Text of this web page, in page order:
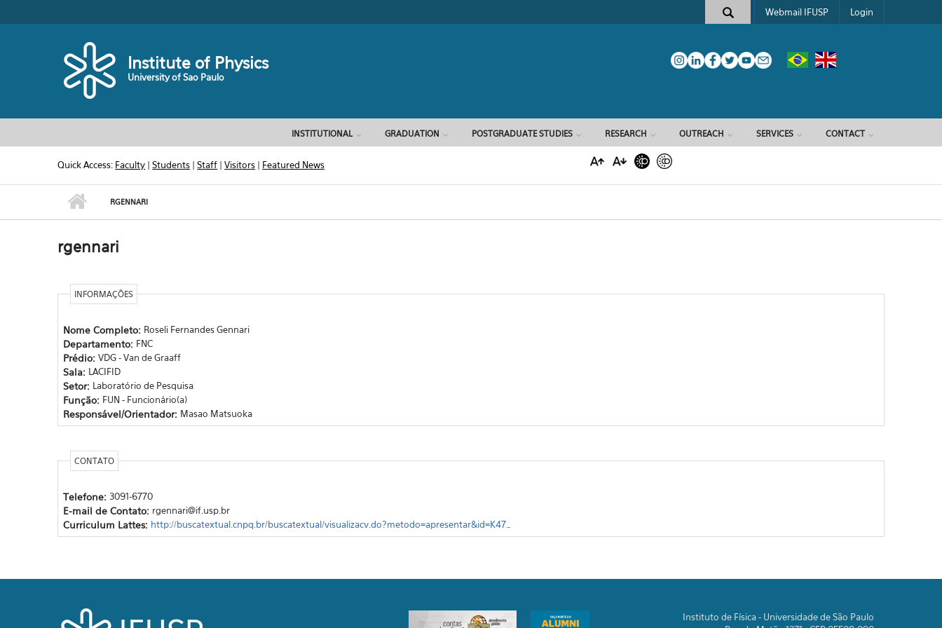
Search form
Webmail IFUSP Login
Institute of Physics
University of Sao Paulo
INSTITUTIONAL GRADUATION POSTGRADUATE STUDIES RESEARCH OUTREACH SERVICES CONTACT
Quick Access: Faculty |Students |Staff |Visitors | Featured News
RGENNARI
rgennari
INFORMAÇÕES
Nome Completo: Roseli Fernandes Gennari
Departamento: FNC
Prédio: VDG - Van de Graaff
Sala: LACIFID
Setor: Laboratório de Pesquisa
Função: FUN - Funcionário(a)
Responsável/Orientador: Masao Matsuoka
CONTATO
Telefone: 3091-6770
E-mail de Contato: rgennari@if.usp.br
Curriculum Lattes: http://buscatextual.cnpq.br/buscatextual/visualizacv.do?metodo=apresentar&id=K47…
Instituto de Física - Universidade de São Paulo